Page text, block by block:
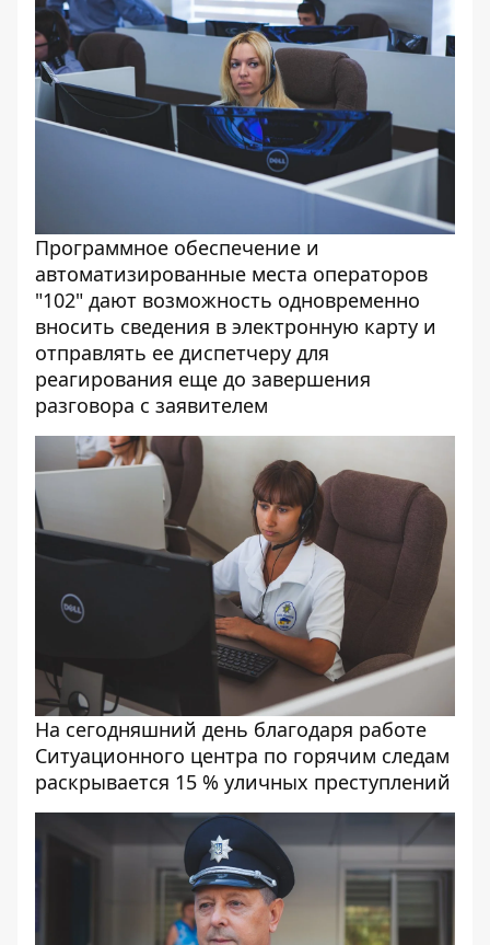
Программное обеспечение и
автоматизированные места операторов
"102" дают возможность одновременно
вносить сведения в электронную карту и
отправлять ее диспетчеру для
реагирования еще до завершения
разговора с заявителем
На сегодняшний день благодаря работе
Ситуационного центра по горячим следам
раскрывается 15 % уличных преступлений